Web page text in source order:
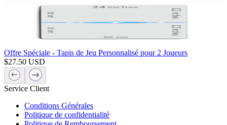
Offre Spéciale - Tapis de Jeu Personnalisé pour 2 Joueurs
$27.50 USD
Service Client
Conditions Générales
Politique de confidentialité